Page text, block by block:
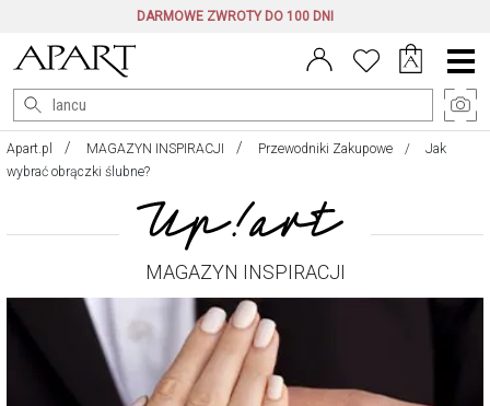
DARMOWE ZWROTY DO 100 DNI
Menu
główne
Apart.pl MAGAZYN INSPIRACJI Przewodniki Zakupowe
Jak
wybrać obrączki ślubne?
MAGAZYN INSPIRACJI